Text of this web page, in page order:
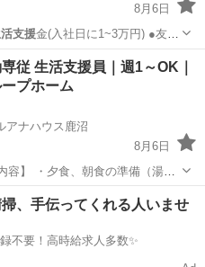
8月6日
支援金(入社日に1~3万円) ●友
給料
従 生活支援員｜週1～OK｜
プホーム
アナハウス鹿沼
8月6日
かけサポート ・服薬確認 ・夜
り出し支援 ・共用部...
他
、手伝ってくれる人いませ
例1万円〜 / 登録不要！高時給求人多数✨